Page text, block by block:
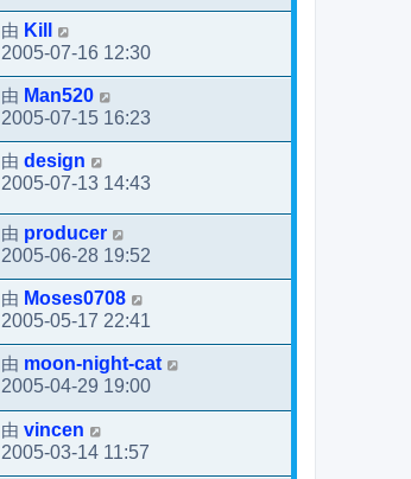
由 Kill
2005-07-16 12:30
由 Man520
2005-07-15 16:23
由 design
2005-07-13 14:43
由 producer
2005-06-28 19:52
由 Moses0708
2005-05-17 22:41
由 moon-night-cat
2005-04-29 19:00
由 vincen
2005-03-14 11:57